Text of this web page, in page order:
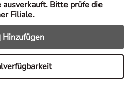
ausverkauft. Bitte prüfe die
Filiale.
Hinzufügen